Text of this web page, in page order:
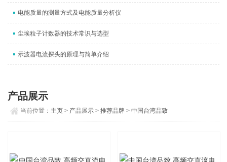
电能质量的测量方式及电能质量分析仪
尘埃粒子计数器的技术常识与选型
示波器电流探头的原理与简单介绍
产品展示
当前位置： 主页 > 产品展示 >推荐品牌 >中国台湾品致